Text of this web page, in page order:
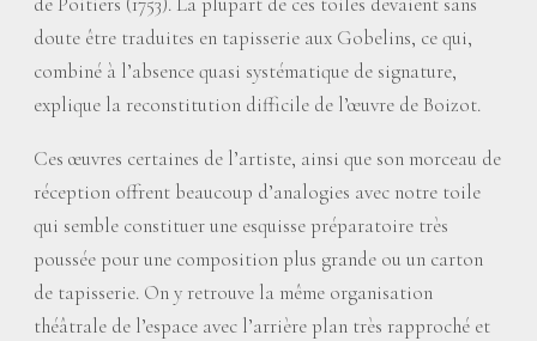
doute être traduites en tapisserie aux Gobelins, ce qui,
combiné à l’absence quasi systématique de signature,
explique la reconstitution difficile de l’œuvre de Boizot.
Ces œuvres certaines de l’artiste, ainsi que son morceau de
réception offrent beaucoup d’analogies avec notre toile
qui semble constituer une esquisse préparatoire très
poussée pour une composition plus grande ou un carton
de tapisserie. On y retrouve la même organisation
théâtrale de l’espace avec l’arrière plan très rapproché et